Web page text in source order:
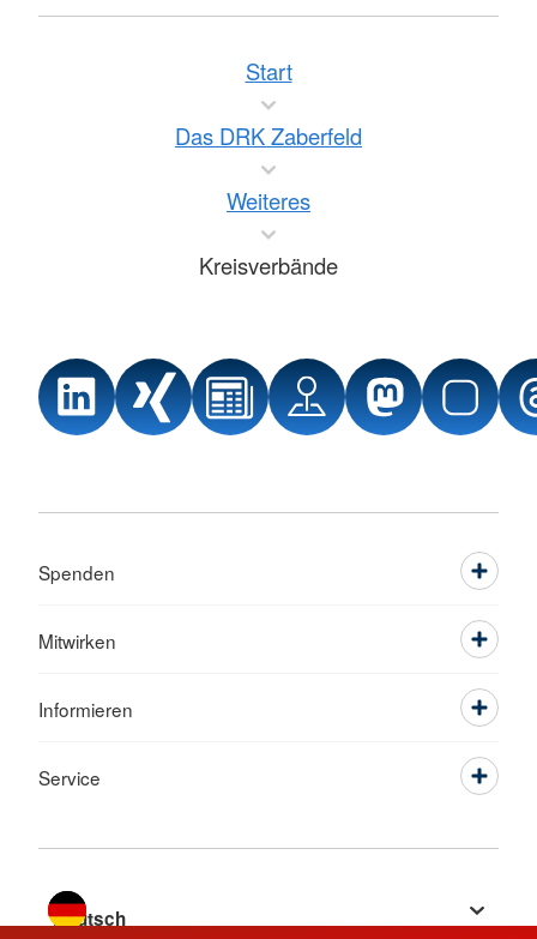
Start
Das DRK Zaberfeld
Weiteres
Kreisverbände
Spenden
Mitwirken
Informieren
Service
Sprache wechseln zu